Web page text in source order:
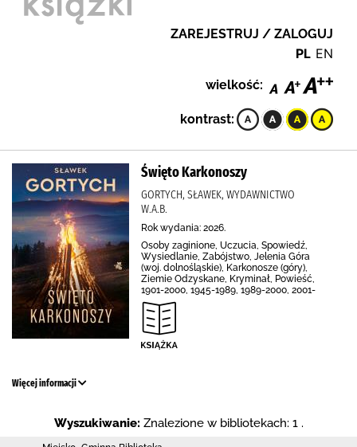
ZAREJESTRUJ / ZALOGUJ
PL EN
wielkość:
kontrast:
Święto Karkonoszy
GORTYCH, SŁAWEK, WYDAWNICTWO
W.A.B.
Rok wydania: 2026.
Osoby zaginione, Uczucia, Spowiedź,
Wysiedlanie, Zabójstwo, Jelenia Góra
(woj. dolnośląskie), Karkonosze (góry),
Ziemie Odzyskane, Kryminał, Powieść,
1901-2000, 1945-1989, 1989-2000, 2001-
Więcej informacji
Wyszukiwanie: Znalezione w bibliotekach: 1 .